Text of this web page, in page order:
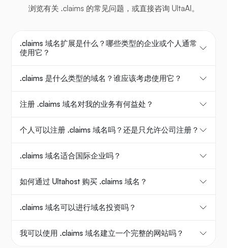
浏览有关 .claims 的常见问题，或直接咨询 UltaAI。
.claims 域名扩展是什么？哪些类型的企业或个人通常
使用它？
.claims 是什么类型的域名？谁应该考虑使用它？
注册 .claims 域名对我的业务有何益处？
个人可以注册 .claims 域名吗？还是只允许公司注册？
.claims 域名适合国际企业吗？
如何通过 Ultahost 购买 .claims 域名？
.claims 域名可以进行域名投资吗？
我可以使用 .claims 域名建立一个完整的网站吗？